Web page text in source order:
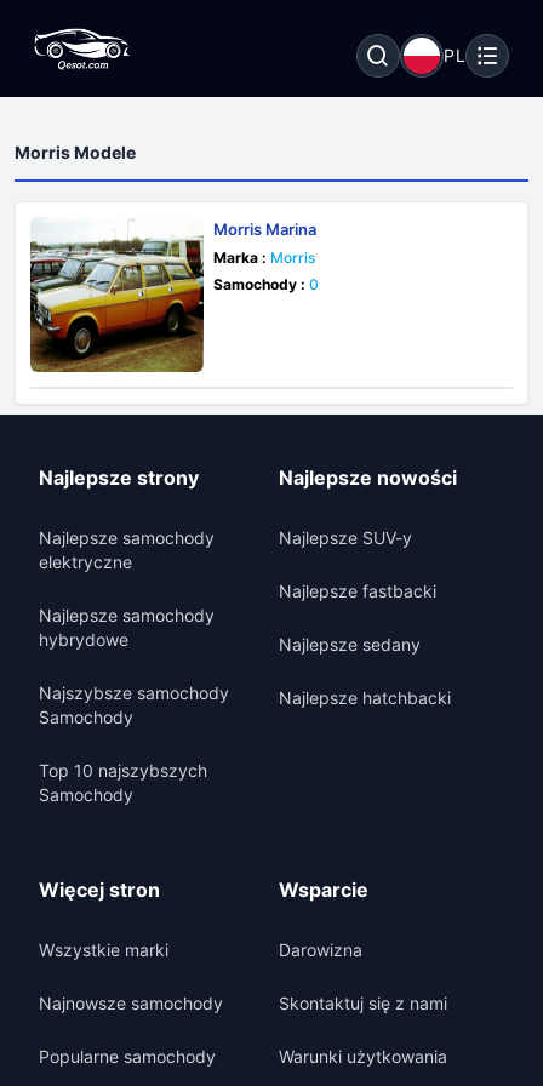
PL
Morris Modele
Morris Marina
Marka : Morris
Samochody : 0
Najlepsze strony
Najlepsze samochody
elektryczne
Najlepsze samochody
hybrydowe
Najszybsze samochody
Samochody
Top 10 najszybszych
Samochody
Najlepsze nowości
Najlepsze SUV-y
Najlepsze fastbacki
Najlepsze sedany
Najlepsze hatchbacki
Więcej stron
Wszystkie marki
Najnowsze samochody
Popularne samochody
Wsparcie
Darowizna
Skontaktuj się z nami
Warunki użytkowania